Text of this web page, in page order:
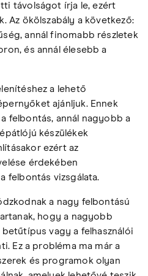
távolságot írja le, ezért
Az ökölszabály a következő:
annál finomabb részletek
és annál élesebb a
a lehető
ajánljuk. Ennek
felbontás, annál nagyobb a
készülékek
ezért az
érdekében
felbontás vizsgálata.
a nagy felbontású
hogy a nagyobb
vagy a felhasználói
Ez a probléma ma már a
és programok olyan